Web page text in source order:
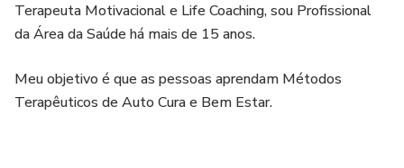
Poder Energético de suas Mãos
Como Aplicar a Energia Quântica de Cura
Terapeuta Motivacional e Life Coaching, sou Profissional
da Área da Saúde há mais de 15 anos.
Meu objetivo é que as pessoas aprendam Métodos
Terapêuticos de Auto Cura e Bem Estar.